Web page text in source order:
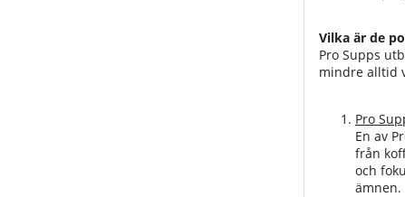
Vilka är de
Pro Supps
mindre alltid
Pro
En av
från
och
ämnen.